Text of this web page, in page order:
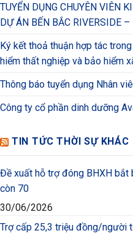
TUYỂN DỤNG CHUYÊN VIÊN
DỰ ÁN BẾN BẮC RIVERSIDE –
Ký kết thoả thuận hợp tác
hiểm thất nghiệp và bảo hiểm
Thông báo tuyển dụng Nhân
Công ty cổ phần dinh dưỡng
TIN TỨC THỜI SỰ KHÁC
Đề xuất hỗ trợ đóng BHXH
còn 70
30/06/2026
Trợ cấp 25,3 triệu đồng/người